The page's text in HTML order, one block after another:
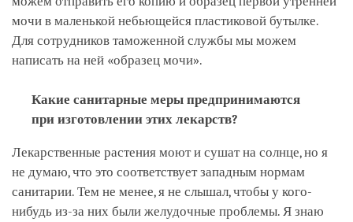
мочи в маленькой небьющейся пластиковой бутылке.
Для сотрудников таможенной службы мы можем
написать на ней «образец мочи».
Какие санитарные меры предпринимаются
при изготовлении этих лекарств?
Лекарственные растения моют и сушат на солнце, но я
не думаю, что это соответствует западным нормам
санитарии. Тем не менее, я не слышал, чтобы у кого-
нибудь из-за них были желудочные проблемы. Я знаю